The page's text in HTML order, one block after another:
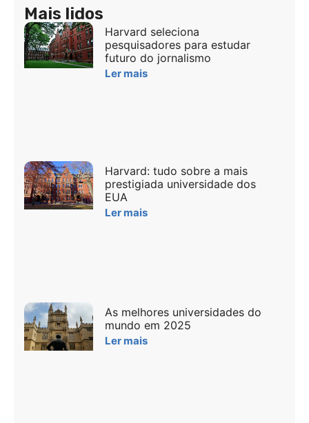
Mais lidos
Harvard seleciona
pesquisadores para estudar
futuro do jornalismo
Ler mais
Harvard: tudo sobre a mais
prestigiada universidade dos
EUA
Ler mais
As melhores universidades do
mundo em 2025
Ler mais